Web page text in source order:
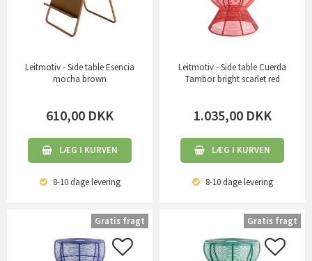
Leitmotiv - Side table Esencia
mocha brown
610,00 DKK
LÆG I KURVEN
8-10 dagelevering
Leitmotiv - Side table Cuerda
Tambor bright scarlet red
1.035,00 DKK
LÆG I KURVEN
8-10 dagelevering
Gratis fragt Gratis fragt